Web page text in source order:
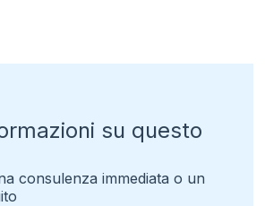
su questo
consulenza immediata o un